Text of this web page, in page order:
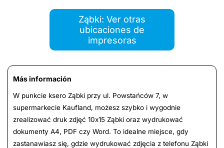
Ząbki: Ver otras
ubicaciones de
impresoras
Más información
W punkcie ksero Ząbki przy ul. Powstańców 7, w
supermarkecie Kaufland, możesz szybko i wygodnie
zrealizować druk zdjęć 10x15 Ząbki oraz wydrukować
dokumenty A4, PDF czy Word. To idealne miejsce, gdy
zastanawiasz się, gdzie wydrukować zdjęcia z telefonu Ząbki